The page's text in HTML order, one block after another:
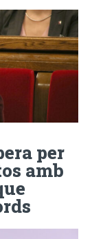
per
amb